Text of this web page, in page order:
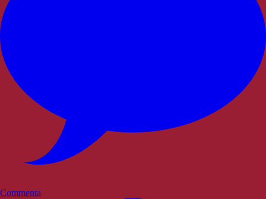
Commenta